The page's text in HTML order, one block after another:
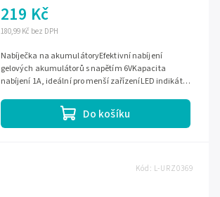
180,99 Kč bez DPH
219 Kč
Do košíku
Nabíječka na akumulátoryEfektivní nabíjení
gelových akumulátorů s napětím 6VKapacita
nabíjení 1A, ideální pro menší zařízeníLED indikátor
Kód: L-URZ0369